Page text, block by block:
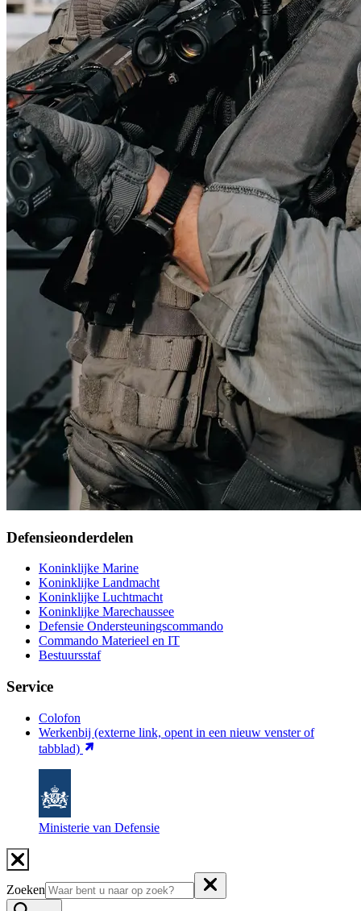
Defensieonderdelen
Koninklijke Marine
Koninklijke Landmacht
Koninklijke Luchtmacht
Koninklijke Marechaussee
Defensie Ondersteuningscommando
Commando Materieel en IT
Bestuursstaf
Service
Colofon
Werkenbij (externe link, opent in een nieuw venster of
tabblad)
Ministerie van Defensie
Zoeken